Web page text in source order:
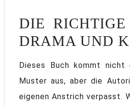
DIE RICHTIGE
DRAMA UND
Dieses Buch kommt nicht
Muster aus, aber die
eigenen Anstrich verpasst.